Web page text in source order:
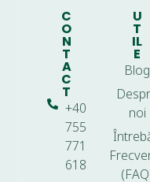
C
O
N
T
A
C
T
+40
755
771
618
U
T
IL
E
Blog
noi